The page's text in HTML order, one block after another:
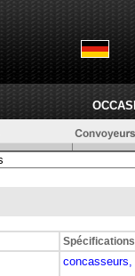
Spécifications
concasseurs,